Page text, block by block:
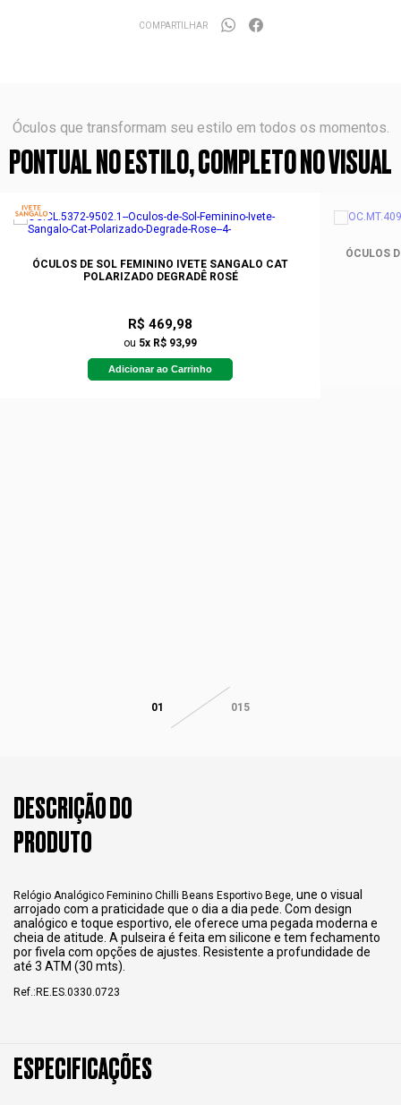
COMPARTILHAR
Óculos que transformam seu estilo em todos os momentos.
PONTUAL NO ESTILO, COMPLETO NO VISUAL
ÓCULOS DE SOL FEMININO IVETE SANGALO CAT
POLARIZADO DEGRADÊ ROSÉ
R$ 469,98
ou 5x R$ 93,99
Adicionar ao Carrinho
ÓCULOS
01 015
DESCRIÇÃO DO
PRODUTO
Relógio Analógico Feminino Chilli Beans Esportivo Bege, une o visual
arrojado com a praticidade que o dia a dia pede. Com design
analógico e toque esportivo, ele oferece uma pegada moderna e
cheia de atitude. A pulseira é feita em silicone e tem fechamento
por fivela com opções de ajustes. Resistente a profundidade de
até 3 ATM (30 mts).
Ref.:RE.ES.0330.0723
ESPECIFICAÇÕES